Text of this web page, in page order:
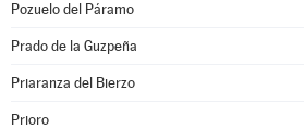
Pozuelo del Páramo
Prado de la Guzpeña
Priaranza del Bierzo
Prioro